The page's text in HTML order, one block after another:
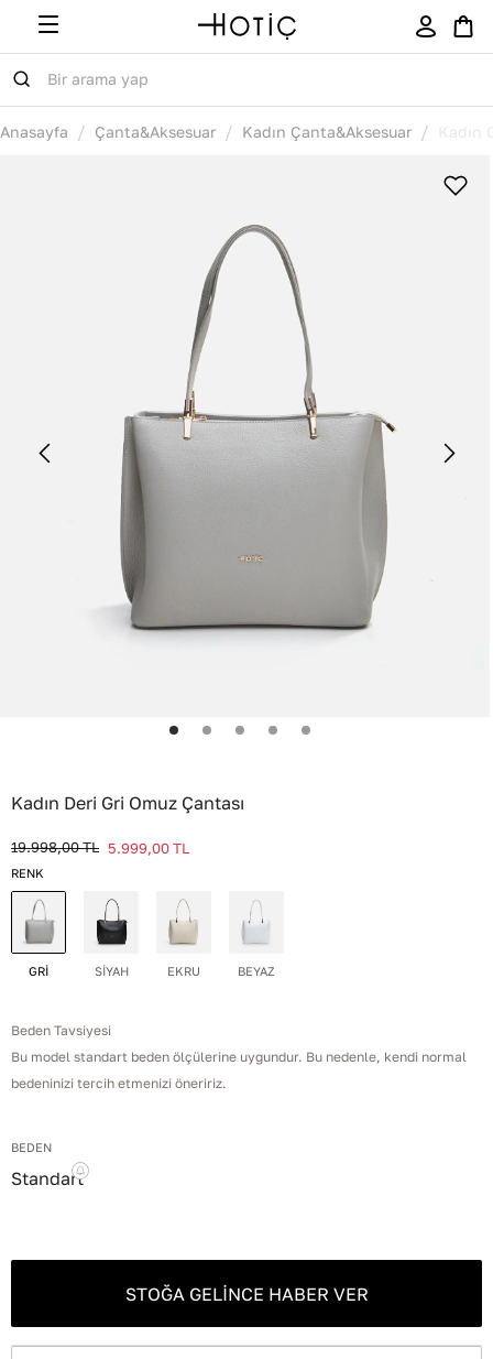
Anasayfa / Çanta&Aksesuar / Kadın Çanta&Aksesuar / Kadın
Kadın Deri Gri Omuz Çantası
19.998,00TL 5.999,00TL
RENK
GRİ SİYAH EKRU BEYAZ
Beden Tavsiyesi
Bu model standart beden ölçülerine uygundur. Bu nedenle, kendi normal
bedeninizi tercih etmenizi öneririz.
BEDEN
Standart
STOĞA GELINCE HABER VER